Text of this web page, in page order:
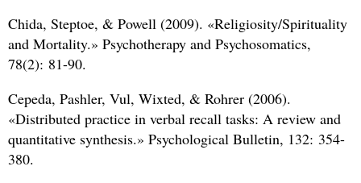
Chida, Steptoe, & Powell (2009). «Religiosity/Spirituality
and Mortality.» Psychotherapy and Psychosomatics,
78(2): 81-90.
Cepeda, Pashler, Vul, Wixted, & Rohrer (2006).
«Distributed practice in verbal recall tasks: A review and
quantitative synthesis.» Psychological Bulletin, 132: 354-
380.